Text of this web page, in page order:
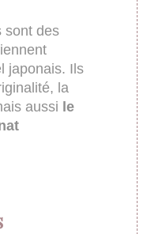
sont des
japonais. Ils
la
aussi le